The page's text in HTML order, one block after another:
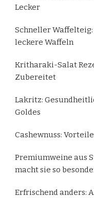
Lecker
Schneller
leckere Waffeln
Kritharaki-Salat
Zubereitet
Lakritz:
Goldes
Cashewnuss:
Premiumweine aus
macht sie so
Erfrischend anders: